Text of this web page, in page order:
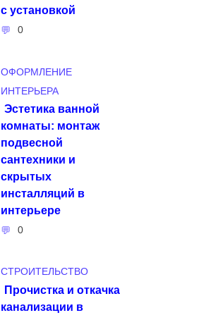
с установкой
0
ОФОРМЛЕНИЕ
ИНТЕРЬЕРА
Эстетика ванной
комнаты: монтаж
подвесной
сантехники и
скрытых
инсталляций в
интерьере
0
СТРОИТЕЛЬСТВО
Прочистка и откачка
канализации в